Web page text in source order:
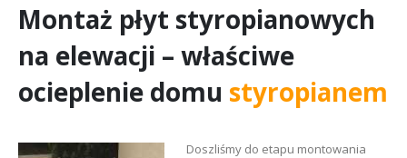
Montaż płyt styropianowych
na elewacji – właściwe
ocieplenie domu styropianem
Doszliśmy do etapu montowania